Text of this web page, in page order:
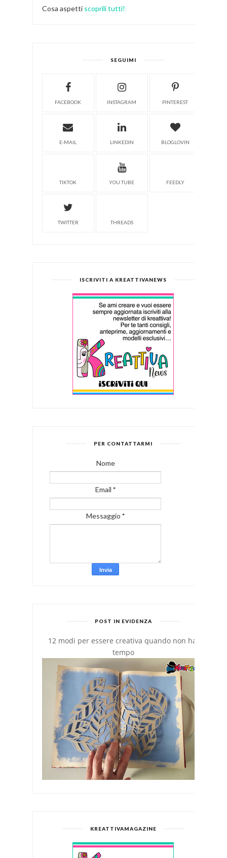
Cosa aspetti scoprili tutti!
SEGUIMI
FACEBOOK INSTAGRAM PINTEREST
E-MAIL LINKEDIN BLOGLOVIN
TIKTOK YOU TUBE FEEDLY
TWITTER THREADS
ISCRIVITI A KREATTIVANEWS
PER CONTATTARMI
Nome
Email *
Messaggio *
POST IN EVIDENZA
12 modi per essere creativa quando non hai
tempo
KREATTIVAMAGAZINE